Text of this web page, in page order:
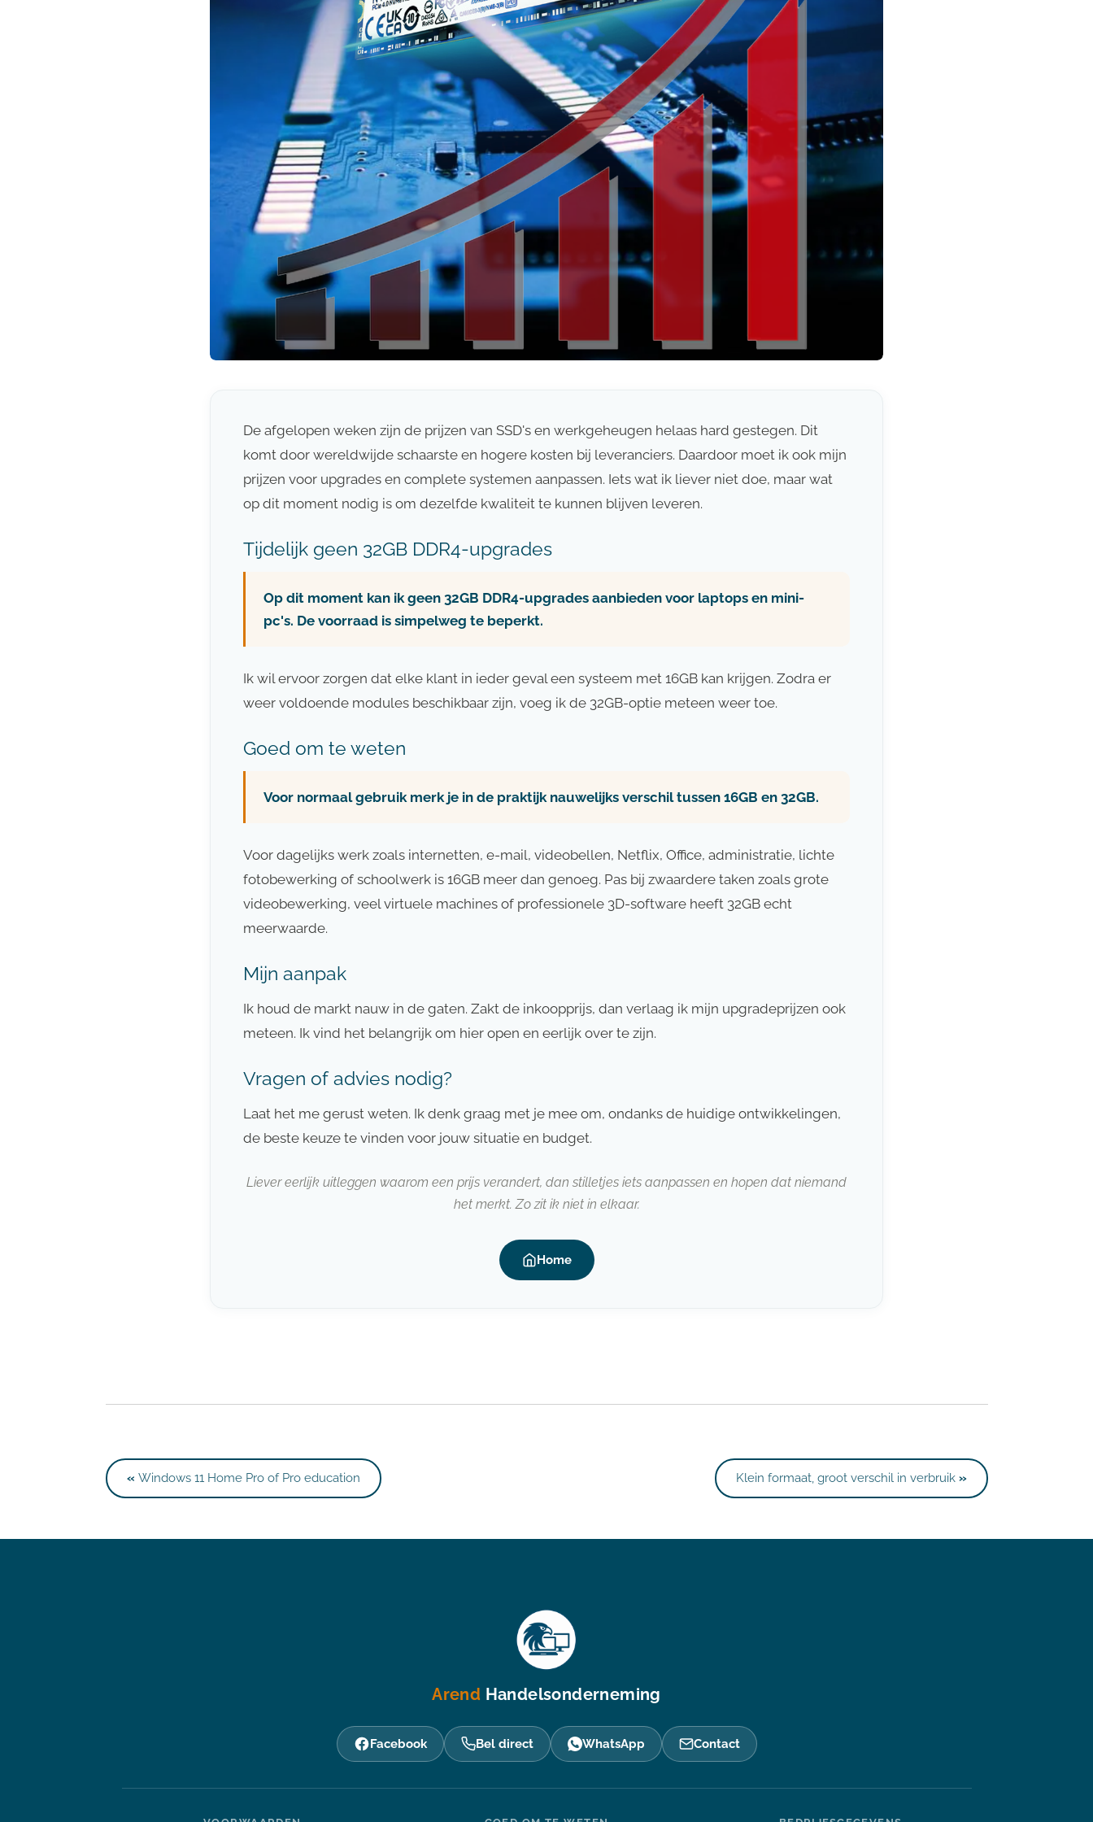
De afgelopen weken zijn de prijzen van SSD's en werkgeheugen helaas hard gestegen. Dit
komt door wereldwijde schaarste en hogere kosten bij leveranciers. Daardoor moet ik ook mijn
prijzen voor upgrades en complete systemen aanpassen. Iets wat ik liever niet doe, maar wat
op dit moment nodig is om dezelfde kwaliteit te kunnen blijven leveren.
Tijdelijk geen 32GB DDR4-upgrades
Op dit moment kan ik geen 32GB DDR4-upgrades aanbieden voor laptops en mini-
pc's. De voorraad is simpelweg te beperkt.
Ik wil ervoor zorgen dat elke klant in ieder geval een systeem met 16GB kan krijgen. Zodra er
weer voldoende modules beschikbaar zijn, voeg ik de 32GB-optie meteen weer toe.
Goed om te weten
Voor normaal gebruik merk je in de praktijk nauwelijks verschil tussen 16GB en 32GB.
Voor dagelijks werk zoals internetten, e-mail, videobellen, Netflix, Office, administratie, lichte
fotobewerking of schoolwerk is 16GB meer dan genoeg. Pas bij zwaardere taken zoals grote
videobewerking, veel virtuele machines of professionele 3D-software heeft 32GB echt
meerwaarde.
Mijn aanpak
Ik houd de markt nauw in de gaten. Zakt de inkoopprijs, dan verlaag ik mijn upgradeprijzen ook
meteen. Ik vind het belangrijk om hier open en eerlijk over te zijn.
Vragen of advies nodig?
Laat het me gerust weten. Ik denk graag met je mee om, ondanks de huidige ontwikkelingen,
de beste keuze te vinden voor jouw situatie en budget.
Liever eerlijk uitleggen waarom een prijs verandert, dan stilletjes iets aanpassen en hopen dat niemand
het merkt. Zo zit ik niet in elkaar.
Home
« Windows 11 Home Pro of Pro education Klein formaat, groot verschil in verbruik»
Arend Handelsonderneming
Facebook Bel direct WhatsApp Contact